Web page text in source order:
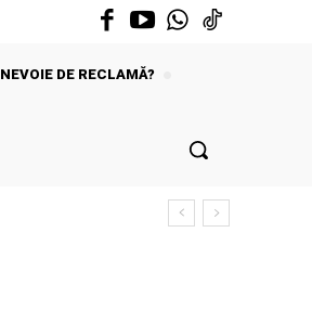
NEVOIE DE RECLAMĂ?